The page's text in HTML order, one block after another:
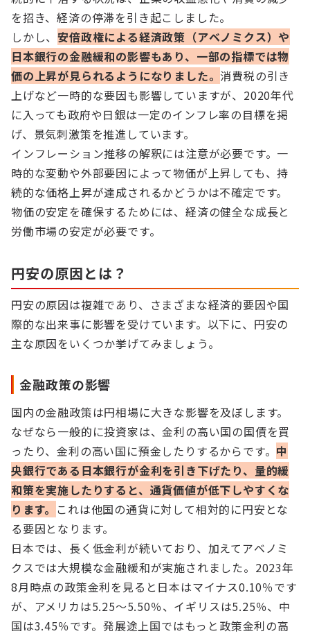
を招き、経済の停滞を引き起こしました。
しかし、安倍政権による経済政策（アベノミクス）や
日本銀行の金融緩和の影響もあり、一部の指標では物
価の上昇が見られるようになりました。 消費税の引き
上げなど一時的な要因も影響していますが、2020年代
に入っても政府や日銀は一定のインフレ率の目標を掲
げ、景気刺激策を推進しています。
インフレーション推移の解釈には注意が必要です。一
時的な変動や外部要因によって物価が上昇しても、持
続的な価格上昇が達成されるかどうかは不確定です。
物価の安定を確保するためには、経済の健全な成長と
労働市場の安定が必要です。
円安の原因とは？
円安の原因は複雑であり、さまざまな経済的要因や国
際的な出来事に影響を受けています。以下に、円安の
主な原因をいくつか挙げてみましょう。
金融政策の影響
国内の金融政策は円相場に大きな影響を及ぼします。
なぜなら一般的に投資家は、金利の高い国の国債を買
ったり、金利の高い国に預金したりするからです。 中
央銀行である日本銀行が金利を引き下げたり、量的緩
和策を実施したりすると、通貨価値が低下しやすくな
ります。 これは他国の通貨に対して相対的に円安とな
る要因となります。
日本では、長く低金利が続いており、加えてアベノミ
クスでは大規模な金融緩和が実施されました。2023年
8月時点の政策金利を見ると日本はマイナス0.10％です
が、アメリカは5.25～5.50％、イギリスは5.25％、中
国は3.45％です。発展途上国ではもっと政策金利の高